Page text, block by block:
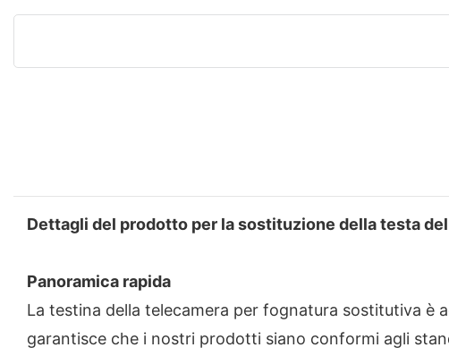
Dettagli del prodotto per la sostituzione della testa
Panoramica rapida
La testina della telecamera per fognatura sostitutiva è
garantisce che i nostri prodotti siano conformi agli